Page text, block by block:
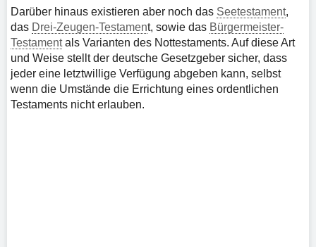
Darüber hinaus existieren aber noch das Seetestament,
das Drei-Zeugen-Testament, sowie das Bürgermeister-
Testamentals Varianten des Nottestaments. Auf diese Art
und Weise stellt der deutsche Gesetzgeber sicher, dass
jeder eine letztwillige Verfügung abgeben kann, selbst
wenn die Umstände die Errichtung eines ordentlichen
Testaments nicht erlauben.